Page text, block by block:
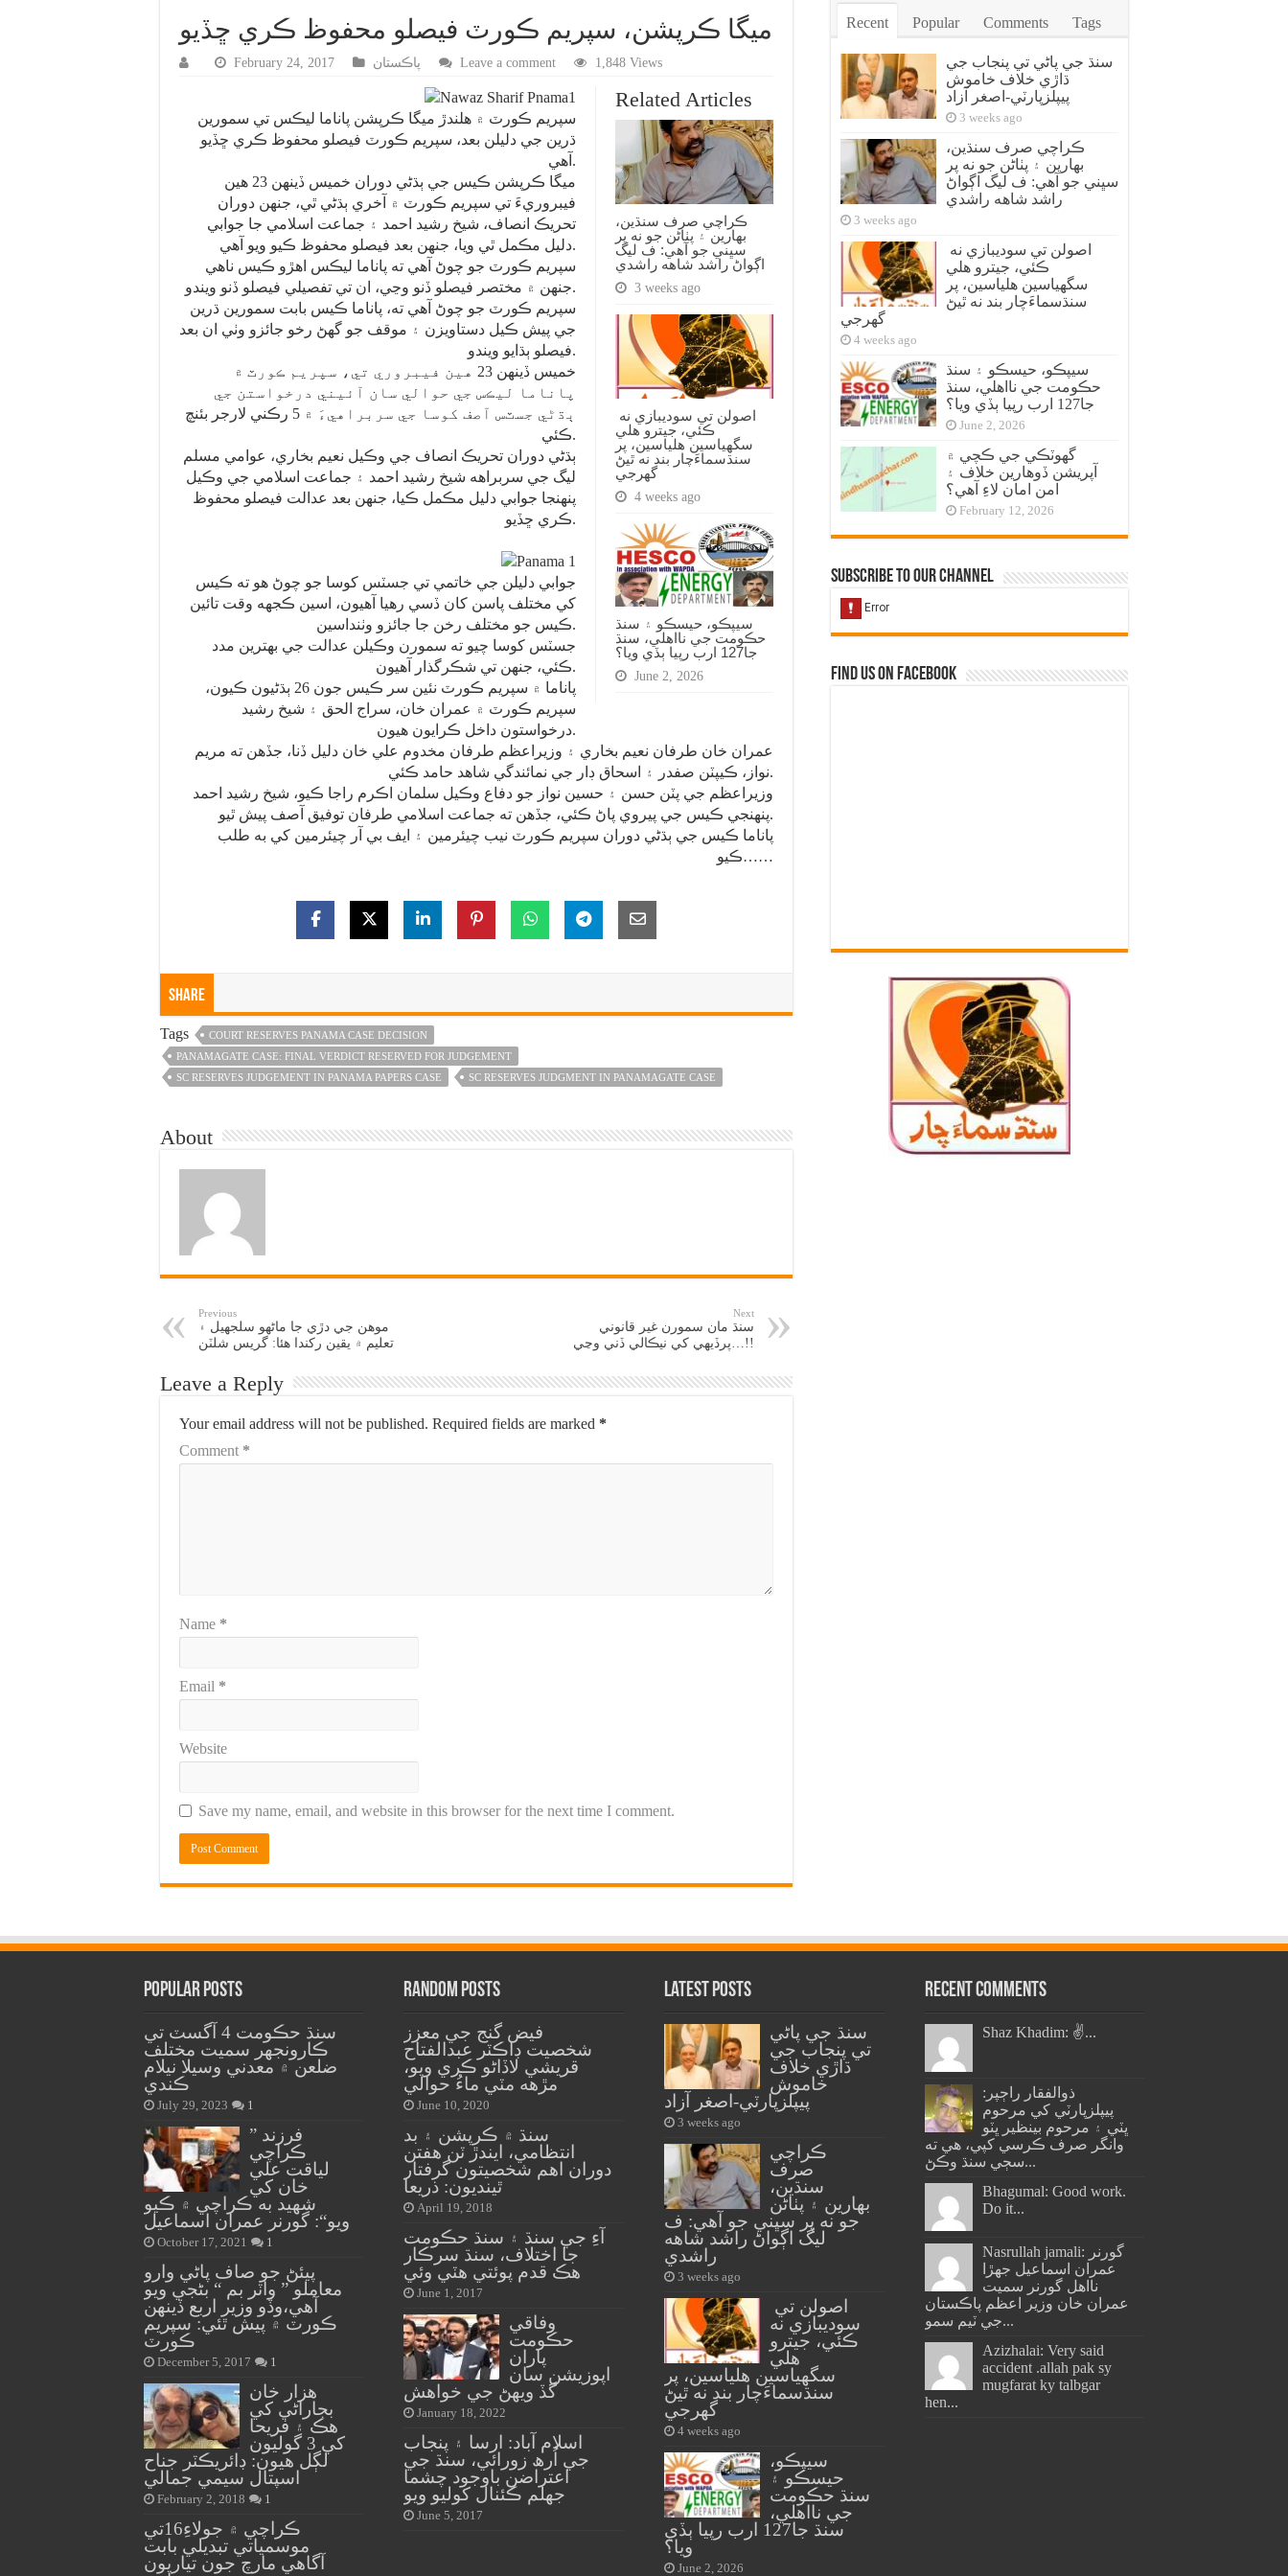
ميگا ڪرپشن، سپريم ڪورٽ فيصلو محفوظ ڪري ڇڏيو
February 24, 2017 پاڪستان Leave a comment 1,848 Views
Related Articles
ڪراچي صرف سنڌين،
بهارين ۽ پٺاڻن جو نه پر
سڀني جو آهي: ف ليگ
اڳواڻ راشد شاهه راشدي
3 weeks ago
ڪئي، جيترو هلي
سگهياسين هلياسين، پر
سنڌسماءَچار بند نه ٿيڻ
گهرجي
4 weeks ago
سيپڪو، حيسڪو ۽ سنڌ
حڪومت جي نااهلي، سنڌ
جا127 ارب رپيا ٻڏي ويا؟
June 2, 2026
سپريم ڪورٽ ۾ هلندڙ ميگا ڪرپشن پاناما ليڪس تي سمورين
ڌرين جي دليلن بعد، سپريم ڪورٽ فيصلو محفوظ ڪري ڇڏيو
آهي.
ميگا ڪرپشن ڪيس جي ٻڌڻي دوران خميس ڏينهن 23 هين
فيبروريءَ تي سپريم ڪورٽ ۾ آخري ٻڌڻي ٿي، جنهن دوران
تحريڪ انصاف، شيخ رشيد احمد ۽ جماعت اسلامي جا جوابي
دليل مڪمل ٿي ويا، جنهن بعد فيصلو محفوظ ڪيو ويو آهي.
سپريم ڪورٽ جو چوڻ آهي ته پاناما ليڪس اهڙو ڪيس ناهي
جنهن ۾ مختصر فيصلو ڏنو وڃي، ان تي تفصيلي فيصلو ڏنو ويندو.
سپريم ڪورٽ جو چوڻ آهي ته، پاناما ڪيس بابت سمورين ڌرين
جي پيش ڪيل دستاويزن ۽ موقف جو گهڻ رخو جائزو وٺي ان بعد
فيصلو ٻڌايو ويندو.
خميس ڏينهن 23 هين فيبروري تي، سپريم ڪورٽ ۾
پاناما ليڪس جي حوالي سان آئيني درخواستن جي
ٻڌڻي جسٽس آصف کوسا جي سربراهيءَ ۾ 5 رڪني لارجر بئنچ
ڪئي.
ٻڌڻي دوران تحريڪ انصاف جي وڪيل نعيم بخاري، عوامي مسلم
ليگ جي سربراهه شيخ رشيد احمد ۽ جماعت اسلامي جي وڪيل
پنهنجا جوابي دليل مڪمل ڪيا، جنهن بعد عدالت فيصلو محفوظ
ڪري ڇڏيو.
جوابي دليلن جي خاتمي تي جسٽس کوسا جو چوڻ هو ته ڪيس
کي مختلف پاسن کان ڏسي رهيا آهيون، اسين ڪجهه وقت تائين
ڪيس جو مختلف رخن جا جائزو وٺنداسين.
جسٽس کوسا چيو ته سمورن وڪيلن عدالت جي بهترين مدد
ڪئي، جنهن تي شڪرگذار آهيون.
پاناما ۾ سپريم ڪورٽ نئين سر ڪيس جون 26 ٻڌڻيون ڪيون،
سپريم ڪورٽ ۾ عمران خان، سراج الحق ۽ شيخ رشيد
درخواستون داخل ڪرايون هيون.
عمران خان طرفان نعيم بخاري ۽ وزيراعظم طرفان مخدوم علي خان دليل ڏنا، جڏهن ته مريم
نواز، ڪيپٽن صفدر ۽ اسحاق ڊار جي نمائندگي شاهد حامد ڪئي.
وزيراعظم جي پٽن حسن ۽ حسين نواز جو دفاع وڪيل سلمان اڪرم راجا ڪيو، شيخ رشيد احمد
پنهنجي ڪيس جي پيروي پاڻ ڪئي، جڏهن ته جماعت اسلامي طرفان توفيق آصف پيش ٿيو.
پاناما ڪيس جي ٻڌڻي دوران سپريم ڪورٽ نيب چيئرمين ۽ ايف بي آر چيئرمين کي به طلب
ڪيو……
Share
Tags
COURT RESERVES PANAMA CASE DECISION
PANAMAGATE CASE: FINAL VERDICT RESERVED FOR JUDGEMENT
SC RESERVES JUDGEMENT IN PANAMA PAPERS CASE
SC RESERVES JUDGMENT IN PANAMAGATE CASE
About
Previous
موهن جي دڙي جا ماڻهو سلجهيل ۽
تعليم ۾ يقين رکندا هئا: گريس شلٽن
Next
سنڌ مان سمورن غير قانوني
پرڏيهي کي نيڪالي ڏني وڃي…!!
Leave a Reply
Your email address will not be published. Required fields are marked *
Comment *
Name *
Email *
Website
Save my name, email, and website in this browser for the next time I comment.
Recent Popular Comments Tags
سنڌ جي پاڻي تي پنجاب جي
ڌاڙي خلاف خاموش
پيپلزپارٽي-اصغر آزاد
3 weeks ago
ڪراچي صرف سنڌين،
بهارين ۽ پٺاڻن جو نه پر
سڀني جو آهي: ف ليگ اڳواڻ
راشد شاهه راشدي
3 weeks ago
ڪئي، جيترو هلي
سگهياسين هلياسين، پر
سنڌسماءَچار بند نه ٿيڻ
گهرجي
4 weeks ago
سيپڪو، حيسڪو ۽ سنڌ
حڪومت جي نااهلي، سنڌ
جا127 ارب رپيا ٻڏي ويا؟
June 2, 2026
گهوٽڪي جي ڪچي ۾
آپريشن ڏوهارين خلاف ۽
امن امان لاءِ آهي؟
February 12, 2026
Subscribe to our Channel
Find us on Facebook
Popular Posts
سنڌ حڪومت 4 آگسٽ تي
ڪارونجهر سميت مختلف
ضلعن ۾ معدني وسيلا نيلام
ڪندي
July 29, 2023 1
” فرزند
ڪراچي
لياقت علي
خان کي
شهيد به ڪراچي ۾ ڪيو
ويو“: گورنر عمران اسماعيل
October 17, 2021 1
پيئڻ جو صاف پاڻي وارو
معاملو ” واٽر بم “ بڻجي ويو
آهي،وڏو وزير اربع ڏينهن
ڪورٽ ۾ پيش ٿئي: سپريم
ڪورٽ
December 5, 2017 1
هزار خان
بجاراڻي کي
هڪ ۽ فريحا
کي 3 گوليون
لڳل هيون: ڊائريڪٽر جناح
اسپتال سيمي جمالي
February 2, 2018 1
ڪراچي ۾ جولاءِ16تي
موسمياتي تبديلي بابت
آگاهي مارچ جون تياريون
Random Posts
فيض گنج جي معزز
شخصيت ڊاڪٽر عبدالفتاح
قريشي لاڏاڻو ڪري ويو،
مڙهه مٽي ماءُ حوالي
June 10, 2020
سنڌ ۾ ڪرپشن ۽ بد
انتظامي، ايندڙ ٽن هفتن
دوران اهم شخصيتون گرفتار
ٿينديون: ذريعا
April 19, 2018
آءِ جي سنڌ ۽ سنڌ حڪومت
جا اختلاف، سنڌ سرڪار
هڪ قدم پوئتي هٽي وئي
June 1, 2017
وفاقي
حڪومت
پاران
اپوزيشن سان
گڏ ويهڻ جي خواهش
January 18, 2022
اسلام آباد: ارسا ۽ پنجاب
جي اُرھ زورائي، سنڌ جي
اعتراضن باوجود چشما
جهلم ڪئنال کوليو ويو
June 5, 2017
Latest Posts
سنڌ جي پاڻي
تي پنجاب جي
ڌاڙي خلاف
خاموش
پيپلزپارٽي-اصغر آزاد
3 weeks ago
ڪراچي
صرف
سنڌين،
بهارين ۽ پٺاڻن
جو نه پر سڀني جو آهي: ف
ليگ اڳواڻ راشد شاهه
راشدي
3 weeks ago
سوديبازي نه
ڪئي، جيترو
هلي
سگهياسين هلياسين، پر
سنڌسماءَچار بند نه ٿيڻ
گهرجي
4 weeks ago
سيپڪو،
حيسڪو ۽
سنڌ حڪومت
جي نااهلي،
سنڌ جا127 ارب رپيا ٻڏي
ويا؟
June 2, 2026
Recent Comments
Shaz Khadim: ✌️...
ذوالفقار راڄپر:
پيپلزپارٽي کي مرحوم
ڀٽي ۽ مرحوم بينظير ڀٽو
وانگر صرف ڪرسي کپي، هي ته
سڄي سنڌ وڪڻ...
Bhagumal: Good work.
Do it...
Nasrullah jamali: گورنر
عمران اسماعيل جھڙا
نااهل گورنر سميت
عمران خان وزير اعظم پاڪستان
جي ٽيم سمو...
Azizhalai: Very said
accident .allah pak sy
mugfarat ky talbgar
hen...